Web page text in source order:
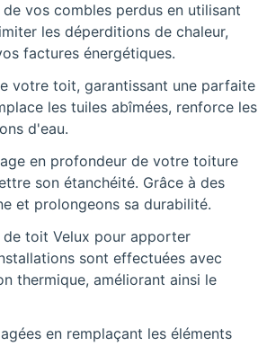
vos combles perdus en utilisant
les déperditions de chaleur,
factures énergétiques.
votre toit, garantissant une parfaite
les tuiles abîmées, renforce les
d'eau.
en profondeur de votre toiture
son étanchéité. Grâce à des
et prolongeons sa durabilité.
toit Velux pour apporter
sont effectuées avec
thermique, améliorant ainsi le
en remplaçant les éléments